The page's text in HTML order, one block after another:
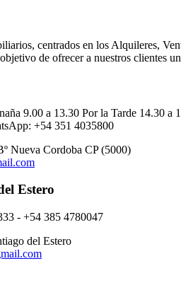
centrados en los Alquileres,
de ofrecer a nuestros clientes
9.00 a 13.30 Por la Tarde 14.30 a
+54 351 4035800
Nueva Cordoba CP (5000)
Estero
- +54 385 4780047
del Estero